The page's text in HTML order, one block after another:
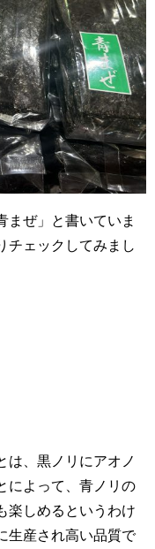
まぜ」と書いていま
チェックしてみまし
は、黒ノリにアオノ
によって、青ノリの
楽しめるというわけ
生産され高い品質で